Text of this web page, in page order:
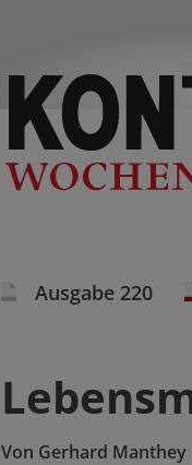
Ausgabe 220
Von Gerhard Manthey